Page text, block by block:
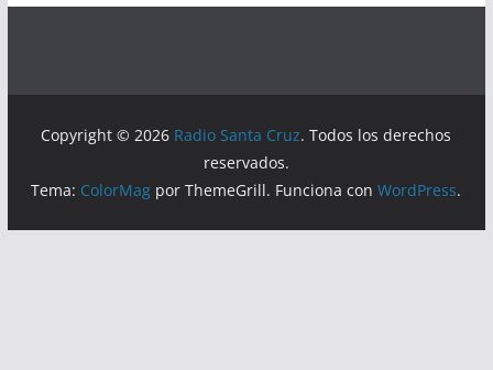
Copyright © 2026 Radio Santa Cruz. Todos los derechos
reservados.
Tema: ColorMag por ThemeGrill. Funciona conWordPress.